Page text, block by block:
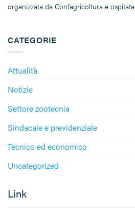
CATEGORIE
Attualità
Notizie
Settore zootecnia
Sindacale e previdenziale
Tecnico ed economico
Uncategorized
Link
organizzata da Confagricoltura e ospitata